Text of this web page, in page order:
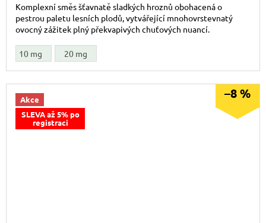
Komplexní směs šťavnatě sladkých hroznů obohacená o
pestrou paletu lesních plodů, vytvářející mnohovrstevnatý
ovocný zážitek plný překvapivých chuťových nuancí.
10 mg 20 mg
Akce
SLEVA až 5% po
registraci
–8 %